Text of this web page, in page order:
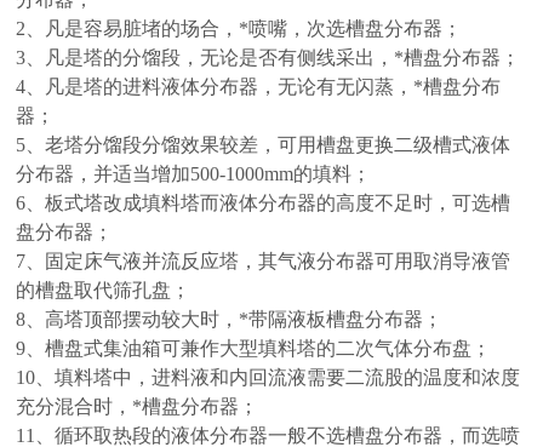
2、凡是容易脏堵的场合，*喷嘴，次选槽盘分布器；
3、凡是塔的分馏段，无论是否有侧线采出，*槽盘分布器；
4、凡是塔的进料液体分布器，无论有无闪蒸，*槽盘分布
器；
5、老塔分馏段分馏效果较差，可用槽盘更换二级槽式液体
分布器，并适当增加500-1000mm的填料；
6、板式塔改成填料塔而液体分布器的高度不足时，可选槽
盘分布器；
7、固定床气液并流反应塔，其气液分布器可用取消导液管
的槽盘取代筛孔盘；
8、高塔顶部摆动较大时，*带隔液板槽盘分布器；
9、槽盘式集油箱可兼作大型填料塔的二次气体分布盘；
10、填料塔中，进料液和内回流液需要二流股的温度和浓度
充分混合时，*槽盘分布器；
11、循环取热段的液体分布器一般不选槽盘分布器，而选喷